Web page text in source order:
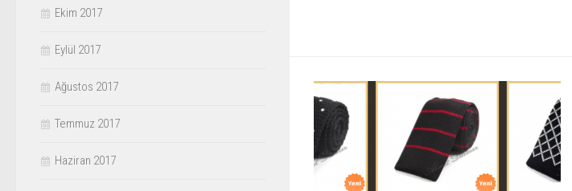
Ekim 2017
Eylül 2017
Ağustos 2017
Temmuz 2017
Haziran 2017